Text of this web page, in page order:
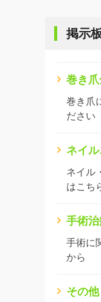
掲示
巻き
巻き爪
ださい
ネイ
ネイル
はこち
手術
手術に
から
その他